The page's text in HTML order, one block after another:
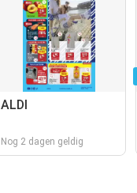
ALDI
Nog 2 dagen geldig